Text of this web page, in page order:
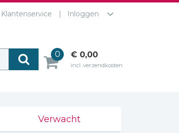
Klantenservice Inloggen
0 € 0,00
incl. verzendkosten
Verwacht